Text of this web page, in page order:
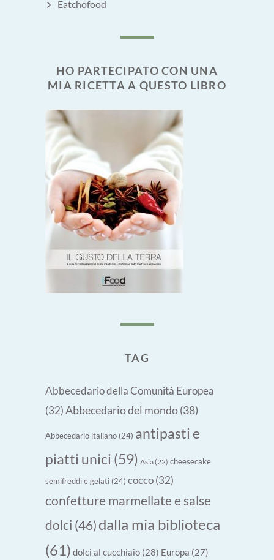
Eatchofood
HO PARTECIPATO CON UNA
MIA RICETTA A QUESTO LIBRO
TAG
Abbecedario della Comunità Europea
(32) Abbecedario del mondo(38)
Abbecedario italiano (24) antipasti e
piatti unici (59) Asia(22) cheesecake
semifreddi e gelati (24) cocco (32)
confetture marmellate e salse
dolci (46) dalla mia biblioteca
(61) dolci al cucchiaio (28) Europa (27)